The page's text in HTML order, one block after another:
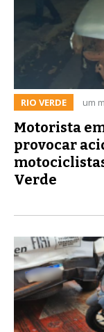
RIO VERDE um
Motorista
provocar
Verde